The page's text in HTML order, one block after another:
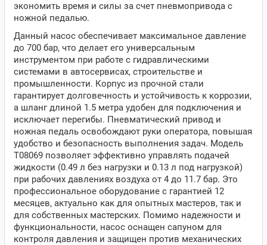
экономить время и силы за счет пневмопривода с
ножной педалью.
Данный насос обеспечивает максимальное давление
до 700 бар, что делает его универсальным
инструментом при работе с гидравлическими
системами в автосервисах, строительстве и
промышленности. Корпус из прочной стали
гарантирует долговечность и устойчивость к коррозии,
а шланг длиной 1.5 метра удобен для подключения и
исключает перегибы. Пневматический привод и
ножная педаль освобождают руки оператора, повышая
удобство и безопасность выполнения задач. Модель
T08069 позволяет эффективно управлять подачей
жидкости (0.49 л без нагрузки и 0.13 л под нагрузкой)
при рабочих давлениях воздуха от 4 до 11.7 бар. Это
профессиональное оборудование с гарантией 12
месяцев, актуально как для опытных мастеров, так и
для собственных мастерских. Помимо надежности и
функциональности, насос оснащен сапуном для
контроля давления и защищен против механических